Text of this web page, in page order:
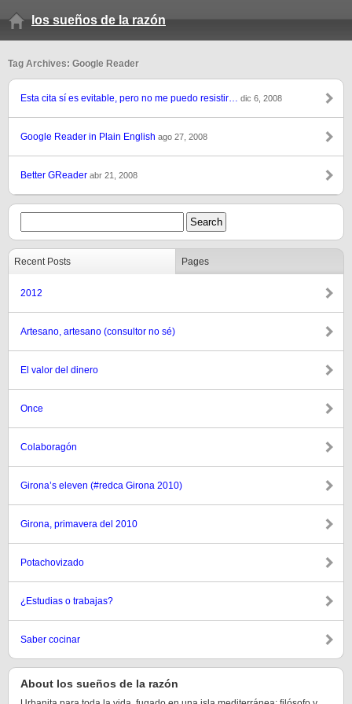
los sueños de la razón
Tag Archives: Google Reader
Esta cita sí es evitable, pero no me puedo resistir… dic 6, 2008
Google Reader in Plain English ago 27, 2008
Better GReader abr 21, 2008
Recent Posts Pages
2012
Artesano, artesano (consultor no sé)
El valor del dinero
Once
Colaboragón
Girona’s eleven (#redca Girona 2010)
Girona, primavera del 2010
Potachovizado
¿Estudias o trabajas?
Saber cocinar
About los sueños de la razón